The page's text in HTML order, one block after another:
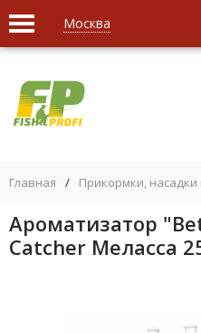
Москва
Главная / Прикормки,
Ароматизатор
Catcher Меласса